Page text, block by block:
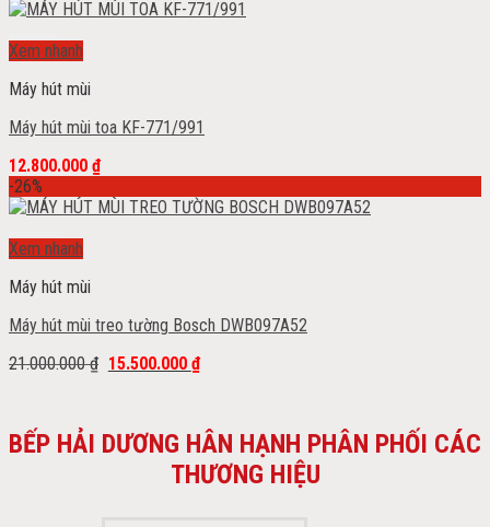
Xem nhanh
Máy hút mùi
Máy hút mùi toa KF-771/991
12.800.000 ₫
-26%
Xem nhanh
Máy hút mùi
Máy hút mùi treo tường Bosch DWB097A52
21.000.000₫ 15.500.000 ₫
BẾP HẢI DƯƠNG HÂN HẠNH PHÂN PHỐI CÁC
THƯƠNG HIỆU